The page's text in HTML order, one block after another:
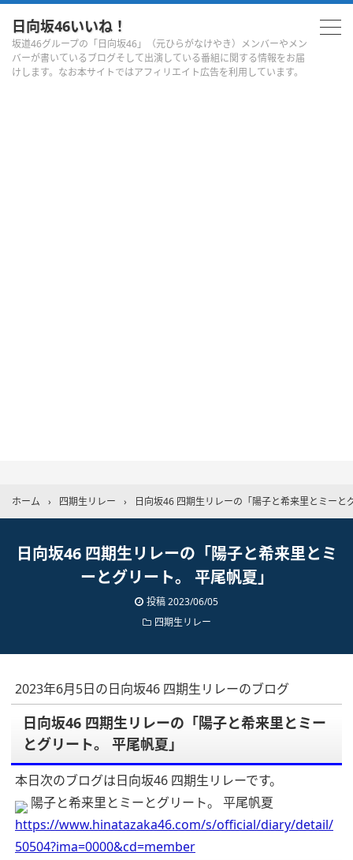
日向坂46いいね！
坂道46グループの「日向坂46」（元ひらがなけやき）メンバーやメン
バーが書いているブログそして出演している番組に関する情報をお届
けします。なお本サイトではアフィリエイト広告を利用しています。
ホーム › 四期生リレー › 日向坂46 四期生リレーの「陽子と希来里とミーと
日向坂46 四期生リレーの「陽子と希来里とミ
ーとグリート。 平尾帆夏」
投稿2023/06/05
四期生リレー
2023年6月5日の日向坂46 四期生リレーのブログ
日向坂46 四期生リレーの「陽子と希来里とミー
とグリート。 平尾帆夏」
本日次のブログは日向坂46 四期生リレーです。
陽子と希来里とミーとグリート。 平尾帆夏
https://www.hinatazaka46.com/s/official/diary/detail/
50504?ima=0000&cd=member